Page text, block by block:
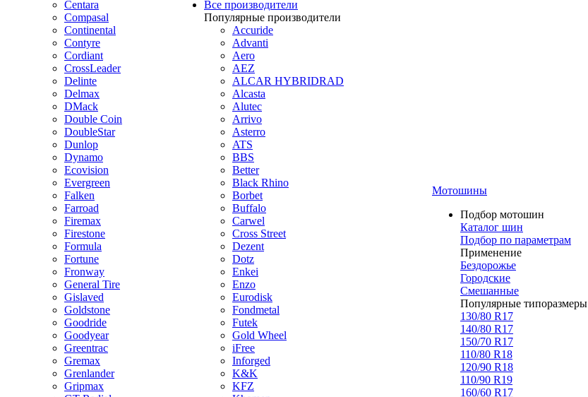
Centara
Compasal
Continental
Contyre
Cordiant
CrossLeader
Delinte
Delmax
DMack
Double Coin
DoubleStar
Dunlop
Dynamo
Ecovision
Evergreen
Falken
Farroad
Firemax
Firestone
Formula
Fortune
Fronway
General Tire
Gislaved
Goldstone
Goodride
Goodyear
Greentrac
Gremax
Grenlander
Gripmax
Все производители
Популярные производители
Accuride
Advanti
Aero
AEZ
ALCAR HYBRIDRAD
Alcasta
Alutec
Arrivo
Asterro
ATS
BBS
Better
Black Rhino
Borbet
Buffalo
Carwel
Cross Street
Dezent
Dotz
Enkei
Enzo
Eurodisk
Fondmetal
Futek
Gold Wheel
iFree
Inforged
K&K
KFZ
Мотошины
Подбор мотошин
Каталог шин
Подбор по параметрам
Применение
Бездорожье
Городские
Смешанные
Популярные типоразмеры
130/80 R17
140/80 R17
150/70 R17
110/80 R18
120/90 R18
110/90 R19
160/60 R17